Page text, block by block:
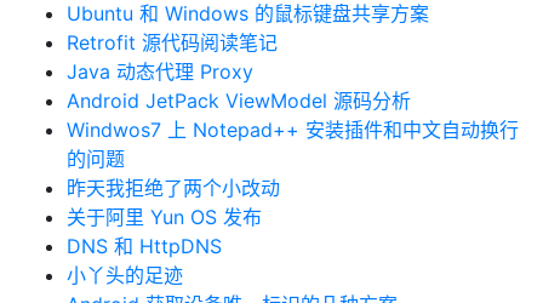
Ubuntu 和 Windows 的鼠标键盘共享方案
Retrofit 源代码阅读笔记
Java 动态代理 Proxy
Android JetPack ViewModel 源码分析
Windwos7 上 Notepad++ 安装插件和中文自动换行
的问题
昨天我拒绝了两个小改动
关于阿里 Yun OS 发布
DNS 和 HttpDNS
小丫头的足迹